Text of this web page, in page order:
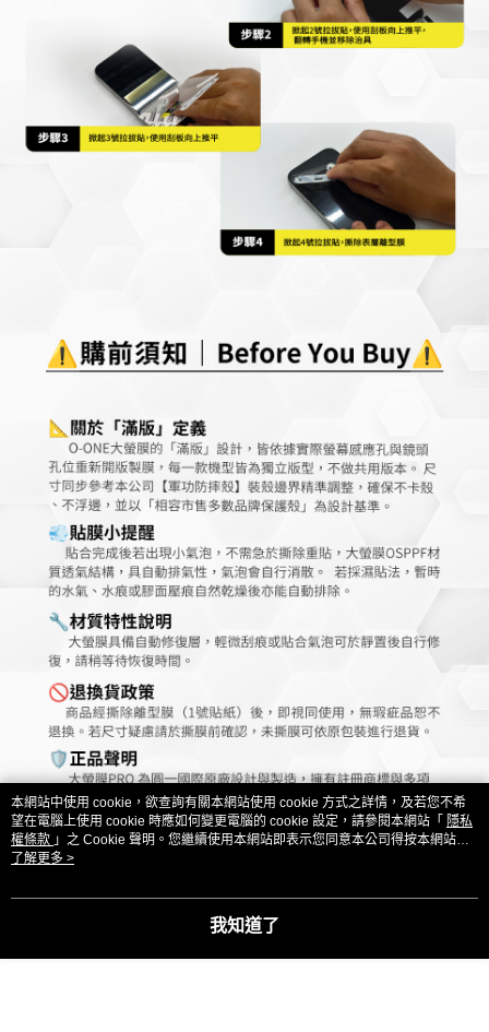
本網站中使用 cookie，欲查詢有關本網站使用 cookie 方式之詳情，及若您不希
望在電腦上使用 cookie 時應如何變更電腦的 cookie 設定，請參閱本網站「 隱私
權條款 」之 Cookie 聲明。您繼續使用本網站即表示您同意本公司得按本網站使
用條款之 Cookie 聲明使用 cookie。
了解更多 >
我知道了